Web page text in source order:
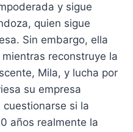
y sigue
quien sigue
Sin embargo, ella
reconstruye la
Mila, y lucha por
su empresa
si la
años realmente la